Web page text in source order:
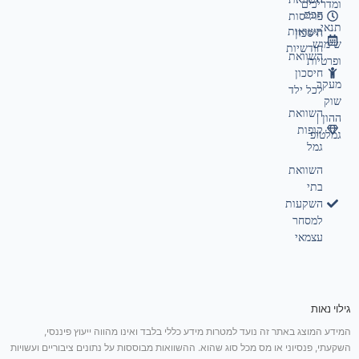
פוליסות
חיסכון
השוואת
חיסכון
לכל ילד
השוואת
קופות
גמל
השוואת
בתי
השקעות
למסחר
עצמאי
ומדריכים
תנאי
שימוש
ופרטיות
מעקב
שוק
ההון |
גמלטופ
חכם
תשואות
חודשיות
גילוי נאות
המידע המוצג באתר זה נועד למטרות מידע כללי בלבד ואינו מהווה ייעוץ פיננסי,
השקעתי, פנסיוני או מס מכל סוג שהוא. ההשוואות מבוססות על נתונים ציבוריים ועשויות